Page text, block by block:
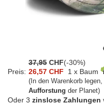
37,95 CHF(-30%)
Preis: 26,57 CHF 1 x Baum
(In den Warenkorb
Aufforstung der Planet)
Oder 3 zinslose Zahlungen